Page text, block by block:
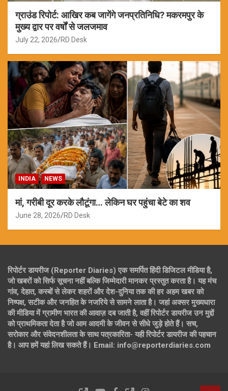
ग्राउंड रिपोर्ट: आखिर कब जागेंगे जनप्रतिनिधि? मकरमपुर के
मुख्य द्वार पर वर्षों से जलजमाव
July 22, 2026 RD Desk
INDIA NEWS
मां, गरीबी दूर करके लौटूंगा… लेकिन घर पहुंचा बेटे का शव
June 28, 2026 RD Desk
रिपोर्टर डायरीज (Reporter Diaries) एक समर्पित हिंदी डिजिटल मीडिया है,
जो खबरों को सिर्फ सूचना नहीं बल्कि जिम्मेदारी मानकर प्रस्तुत करता है। यह मंच
गांव, देहात, कस्बों से लेकर शहरों और देश-दुनिया तक की हर अहम खबर को
निष्पक्ष, सटीक और जनहित के नजरिये से सामने लाता है। जहां अक्सर मुख्यधारा
की मीडिया में ग्रामीण भारत की आवाज़ दब जाती है, वहीं रिपोर्टर डायरीज उन मुद्दों
को प्राथमिकता देता है जो आम आदमी के जीवन से सीधे जुड़े होते हैं। सच,
सरोकार और संवेदनशीलता के साथ पत्रकारिता- यही रिपोर्टर डायरीज की पहचान
है। आप हमें यहां लिख सकते हैं। Email: info@reporterdiaries.com